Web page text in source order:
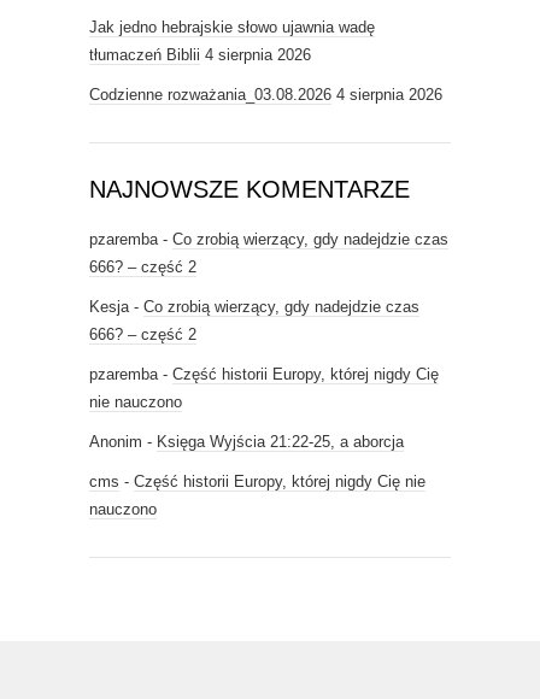
Jak jedno hebrajskie słowo ujawnia wadę
tłumaczeń Biblii 4 sierpnia 2026
Codzienne rozważania_03.08.2026 4 sierpnia 2026
NAJNOWSZE KOMENTARZE
pzaremba- Co zrobią wierzący, gdy nadejdzie czas
666? – część 2
Kesja- Co zrobią wierzący, gdy nadejdzie czas
666? – część 2
pzaremba- Część historii Europy, której nigdy Cię
nie nauczono
Anonim - Księga Wyjścia 21:22-25, a aborcja
cms - Część historii Europy, której nigdy Cię nie
nauczono